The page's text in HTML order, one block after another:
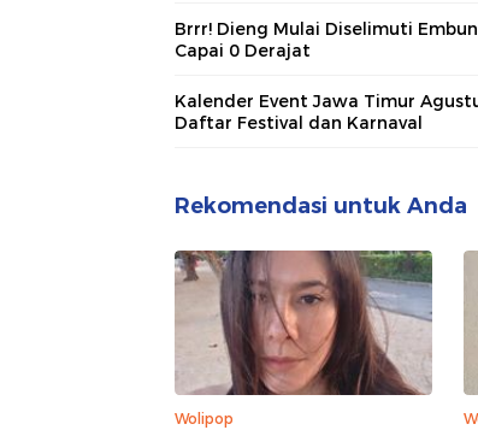
Brrr! Dieng Mulai Diselimuti Embun
Capai 0 Derajat
Kalender Event Jawa Timur
Daftar Festival dan Karnaval
Rekomendasi untuk Anda
Wolipop